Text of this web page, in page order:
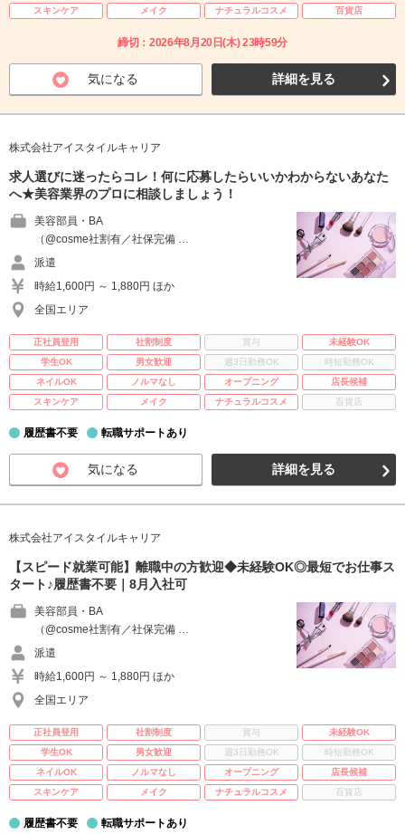
スキンケア
メイク ナチュラルコスメ 百貨店
締切：2026年8月20日(木) 23時59分
気になる 詳細を見る
株式会社アイスタイルキャリア
求人選びに迷ったらコレ！何に応募したらいいかわからないあなた
へ★美容業界のプロに相談しましょう！
美容部員・BA
（@cosme社割有／社保完備 …
派遣
時給1,600円 ～ 1,880円 ほか
全国エリア
正社員登用 社割制度 賞与
未経験OK
学生OK
男女歓迎 週3日勤務OK
時短勤務OK
ネイルOK
ノルマなし オープニング
店長候補
スキンケア
メイク ナチュラルコスメ 百貨店
履歴書不要 転職サポートあり
気になる 詳細を見る
株式会社アイスタイルキャリア
【スピード就業可能】離職中の方歓迎◆未経験OK◎最短でお仕事ス
タート♪履歴書不要｜8月入社可
美容部員・BA
（@cosme社割有／社保完備 …
派遣
時給1,600円 ～ 1,880円 ほか
全国エリア
正社員登用 社割制度 賞与
未経験OK
学生OK
男女歓迎 週3日勤務OK
時短勤務OK
ネイルOK
ノルマなし オープニング
店長候補
スキンケア
メイク ナチュラルコスメ 百貨店
履歴書不要 転職サポートあり